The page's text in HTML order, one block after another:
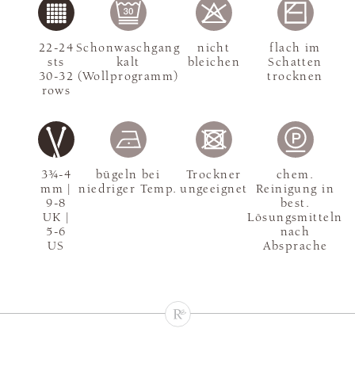
3¾-4
mm |
9-8
UK |
5-6
US
22-24
sts
30-32
rows
Schonwaschgang
kalt
(Wollprogramm)
nicht
bleichen
flach im
Schatten
trocknen
bügeln bei
niedriger Temp.
Trockner
ungeeignet
chem.
Reinigung in
best.
Lösungsmitteln
nach
Absprache